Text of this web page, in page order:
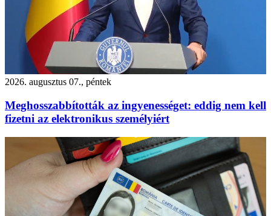
2026. augusztus 07., péntek
Meghosszabbították az ingyenességet: eddig nem kell
fizetni az elektronikus személyiért